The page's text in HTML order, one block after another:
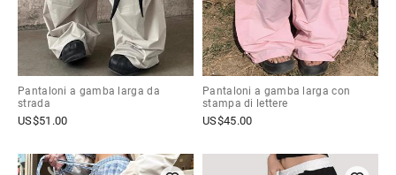
Pantaloni a gamba larga da
strada
US$51.00
Pantaloni a gamba larga con
stampa di lettere
US$45.00